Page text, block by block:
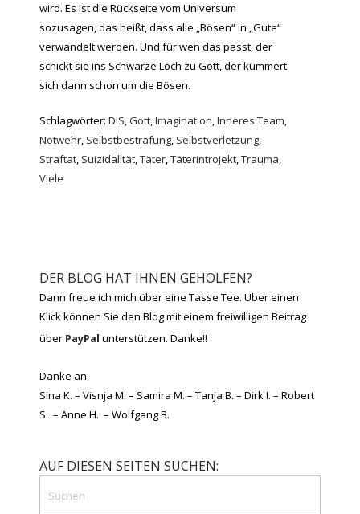
wird. Es ist die Rückseite vom Universum
sozusagen, das heißt, dass alle „Bösen“ in „Gute“
verwandelt werden. Und für wen das passt, der
schickt sie ins Schwarze Loch zu Gott, der kümmert
sich dann schon um die Bösen.
Schlagwörter: DIS,Gott,Imagination,Inneres Team,
Notwehr, Selbstbestrafung, Selbstverletzung,
Straftat, Suizidalität,Täter,Täterintrojekt,Trauma,
Viele
DER BLOG HAT IHNEN GEHOLFEN?
Dann freue ich mich über eine Tasse Tee. Über einen
Klick können Sie den Blog mit einem freiwilligen Beitrag
über PayPal unterstützen. Danke!!
Danke an:
Sina K. – Visnja M. – Samira M. – Tanja B. – Dirk I. – Robert
S. – Anne H. – Wolfgang B.
AUF DIESEN SEITEN SUCHEN: